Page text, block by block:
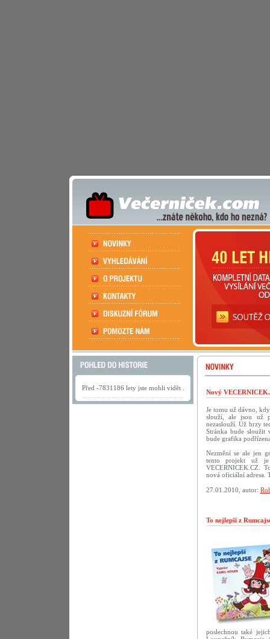
Před -7831186 lety jste mohli vidět .
Nový
Je tomu už dávno,
slouží, ale jsou už
nezaslouží. Už brzy
Stránka bude sloužit
bude grafika
Nezmění se ale jen
tento projekt už je
VECERNICEK.CZ.
nová oficiální adresa.
27.01.2010, autor:
To nejlepší z
poslechnou také